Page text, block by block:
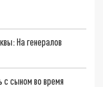
На генералов
с сыном во время